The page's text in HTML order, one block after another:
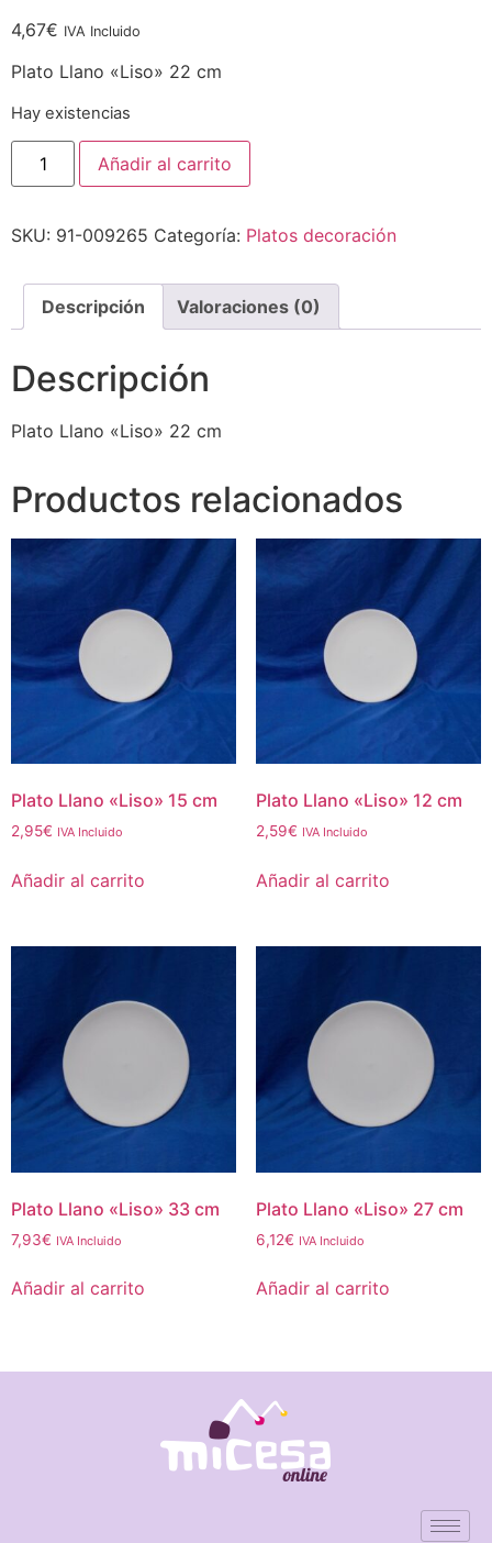
4,67€ IVA Incluido
Plato Llano «Liso» 22 cm
Hay existencias
Añadir al carrito
SKU: 91-009265 Categoría: Platos decoración
Descripción Valoraciones (0)
Descripción
Plato Llano «Liso» 22 cm
Productos relacionados
Plato Llano «Liso» 15 cm
2,95€ IVA Incluido
Añadir al carrito
Plato Llano «Liso» 12 cm
2,59€ IVA Incluido
Añadir al carrito
Plato Llano «Liso» 33 cm
7,93€ IVA Incluido
Añadir al carrito
Plato Llano «Liso» 27 cm
6,12€ IVA Incluido
Añadir al carrito